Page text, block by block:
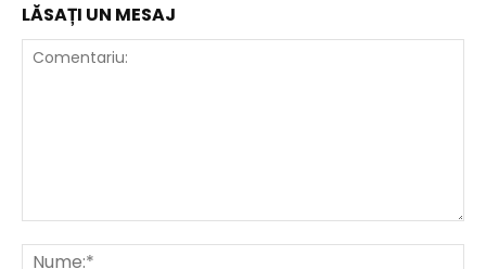
LĂSAȚI UN MESAJ